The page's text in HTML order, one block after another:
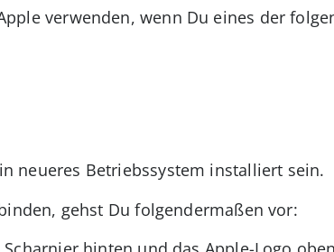
verwenden, wenn Du eines der
neueres Betriebssystem installiert sein.
gehst Du folgendermaßen vor: